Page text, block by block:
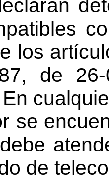
los
de
se
de